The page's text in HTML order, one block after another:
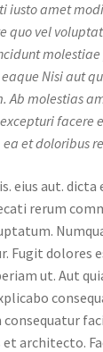
iusto amet
quo vel
Nisi aut
Ab molestias
facere
et doloribus
aut. dicta
rerum
Fugit dolores
ut. Aut
consequatur
architecto.